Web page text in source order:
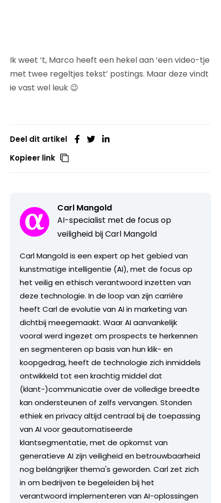
Ik weet ‘t, Marco heeft een hekel aan ‘een video-tje
met twee regeltjes tekst’ postings. Maar deze vindt
ie vast wel leuk 😉
Deel dit artikel
Kopieer link
Carl Mangold
AI-specialist met de focus op
veiligheid bij Carl Mangold
Carl Mangold is een expert op het gebied van
kunstmatige intelligentie (AI), met de focus op
het veilig en ethisch verantwoord inzetten van
deze technologie. In de loop van zijn carrière
heeft Carl de evolutie van AI in marketing van
dichtbij meegemaakt. Waar AI aanvankelijk
vooral werd ingezet om prospects te herkennen
en segmenteren op basis van hun klik- en
koopgedrag, heeft de technologie zich inmiddels
ontwikkeld tot een krachtig middel dat
(klant-)communicatie over de volledige breedte
kan ondersteunen of zelfs vervangen. Stonden
ethiek en privacy altijd centraal bij de toepassing
van AI voor geautomatiseerde
klantsegmentatie, met de opkomst van
generatieve AI zijn veiligheid en betrouwbaarheid
nog belángrijker thema's geworden. Carl zet zich
in om bedrijven te begeleiden bij het
verantwoord implementeren van AI-oplossingen